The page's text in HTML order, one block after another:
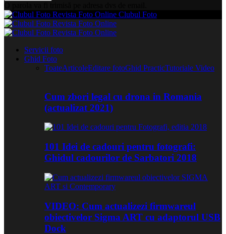
Clubul Foto
Servicii foto
Ghid Foto
ToateArticoleEditare fotoGhid PracticTutoriale Video
Cum zbori legal cu drona in Romania
(actualizat 2021)
101 Idei de cadouri pentru fotografi:
Ghidul cadourilor de Sarbatori 2018
VIDEO: Cum actualizezi firmwareul
obiectivelor Sigma ART cu adaptorul USB
Dock